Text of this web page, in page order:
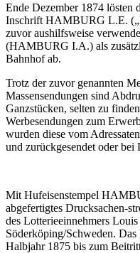
Ende Dezember 1874 lösten
Inschrift HAMBURG L.E.
zuvor aushilfsweise
(HAMBURG I.A.) als
Bahnhof ab.
Trotz der zuvor genannten
Massensendungen sind
Ganzstücken, selten zu
Werbesendungen zum
wurden diese vom
und zurückgesendet oder bei
Mit Hufeisenstempel
abgefertigtes Drucksachen-
des Lotterieeinnehmers
Söderköping/Schweden.
Halbjahr 1875 bis zum